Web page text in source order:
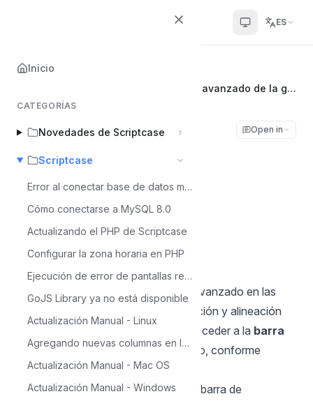
Scriptcase Help Center ES
Inicio
CATEGORÍAS
Novedades de Scriptcase
Scriptcase
Error al conectar base de datos mysql 8
Cómo conectarse a MySQL 8.0
Actualizando el PHP de Scriptcase
Configurar la zona horaria en PHP
Ejecución de error de pantallas reCaptcha - MacOS
GoJS Library ya no está disponible
Actualización Manual - Linux
Agregando nuevas columnas en la tabla para el calendario
Actualización Manual - Mac OS
Actualización Manual - Windows
Inicio
Utilizar botones alineados en el filtro avanzado de la grid
Utilizar botones
alineados en el filtro
avanzado de la grid
Open in
Á
Álvaro Moura
Cuando estamos utilizando el filtro avanzado en las
grid podemos configurar la visualización y alineación
de los botones. Para ello, se debe acceder a la barra
de herramientasdel filtro avanzado, conforme
imagen abajo.
En la pantalla de configuración de la barra de